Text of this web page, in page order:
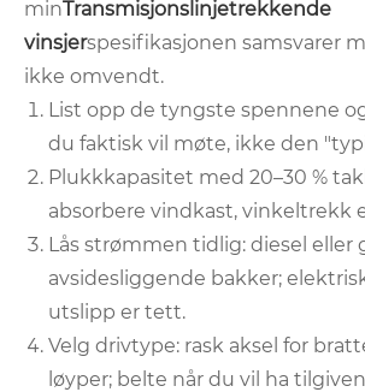
minTransmisjonslinjetrekkende
vinsjerspesifikasjonen samsvarer
ikke omvendt.
List opp de tyngste spennene
du faktisk vil møte, ikke den
Plukkkapasitet med 20–30 %
absorbere vindkast, vinkeltrekk
Lås strømmen tidlig: diesel eller
avsidesliggende bakker;
utslipp er tett.
Velg drivtype: rask aksel for
løyper; belte når du vil ha